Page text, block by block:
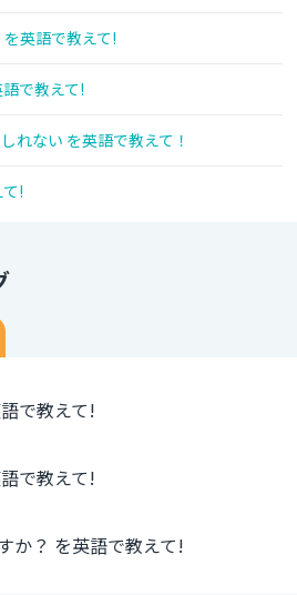
英語で教えて!
で教えて!
れない を英語で教えて！
!
で教えて!
で教えて!
か？ を英語で教えて!